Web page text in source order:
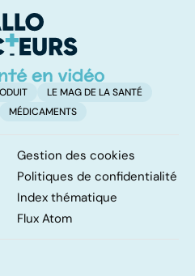
d'angine ?
LE MAG DE LA SANTÉ
MÉDICAMENTS
Gestion des cookies
Politiques de confidentialité
Index thématique
Flux Atom